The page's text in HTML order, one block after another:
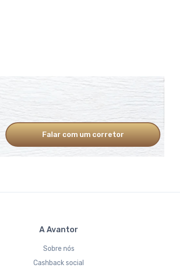
Falar com um corretor
A Avantor
Sobre nós
Cashback social